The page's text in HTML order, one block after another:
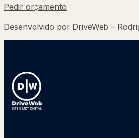
Pedir orçamento
Desenvolvido por DriveWeb –